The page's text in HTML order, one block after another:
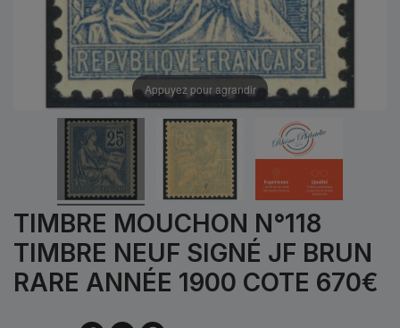
Appuyez pour agrandir
TIMBRE MOUCHON N°118
TIMBRE NEUF SIGNÉ JF BRUN
RARE ANNÉE 1900 COTE 670€